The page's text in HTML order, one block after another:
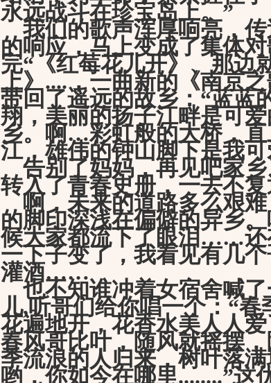
永远战斗在珍宝岛上。”
我们的歌声浑厚响亮，传
的响应，马上变成了集体
完“《红莓花儿开》、那边
上》 ....，一曲新的《南京
带回了遥远的故乡：“蓝蓝
翔，美丽的扬子江畔是可
乡。啊…彩虹般的大桥，
江，雄伟的钟山脚下是我
告别了妈妈，再见吧家乡
转入了青春史册，一去不
啊，未来的道路多么艰难
的脚印深浅在偏僻的异乡
候大家都流下了眼泪……
一下子变了，我看见有几
灌酒……
也不知谁冲着女宿舍喊了
儿,听哥们给你唱一个：“
花遍地开，花香水美人人
春风哥比叶，随风就摇摆
季流浪的人归来，树叶落
哟，你如今在哪里........”这